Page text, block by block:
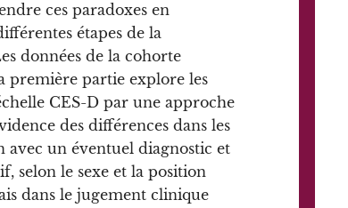
ces paradoxes en
étapes de la
données de la cohorte
première partie explore les
CES-D par une approche
des différences dans les
un éventuel diagnostic et
selon le sexe et la position
dans le jugement clinique